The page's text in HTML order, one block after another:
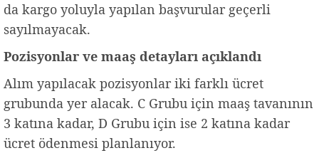
da kargo yoluyla yapılan başvurular geçerli
sayılmayacak.
Pozisyonlar ve maaş detayları açıklandı
Alım yapılacak pozisyonlar iki farklı ücret
grubunda yer alacak. C Grubu için maaş tavanının
3 katına kadar, D Grubu için ise 2 katına kadar
ücret ödenmesi planlanıyor.